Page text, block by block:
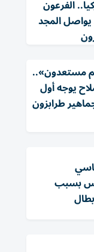
الفرعون
المجد
مستعدون»..
يوجه أول
طرابزون
بسبب